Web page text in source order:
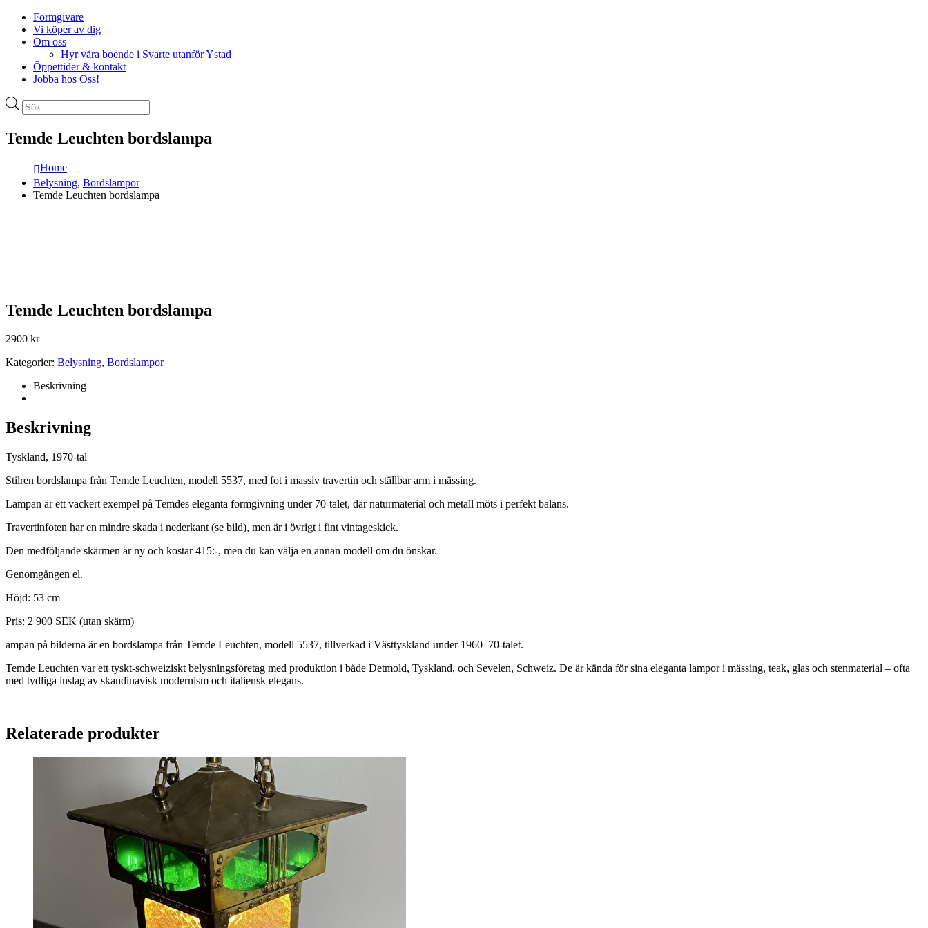
Formgivare
Vi köper av dig
Om oss
Hyr våra boende i Svarte utanför Ystad
Öppettider & kontakt
Jobba hos Oss!
Produktsökning
Temde Leuchten bordslampa
Home
Belysning, Bordslampor
Temde Leuchten bordslampa
Temde Leuchten bordslampa
2900 kr
Kategorier: Belysning, Bordslampor
Beskrivning
Beskrivning
Tyskland, 1970-tal
Stilren bordslampa från Temde Leuchten, modell 5537, med fot i massiv travertin och ställbar arm i mässing.
Lampan är ett vackert exempel på Temdes eleganta formgivning under 70-talet, där naturmaterial och metall möts i perfekt balans.
Travertinfoten har en mindre skada i nederkant (se bild), men är i övrigt i fint vintageskick.
Den medföljande skärmen är ny och kostar 415:-, men du kan välja en annan modell om du önskar.
Genomgången el.
Höjd: 53 cm
Pris: 2 900 SEK (utan skärm)
ampan på bilderna är en bordslampa från Temde Leuchten, modell 5537, tillverkad i Västtyskland under 1960–70-talet.
Temde Leuchten var ett tyskt-schweiziskt belysningsföretag med produktion i både Detmold, Tyskland, och Sevelen, Schweiz. De är kända för sina eleganta lampor i mässing, teak, glas och stenmaterial – ofta
med tydliga inslag av skandinavisk modernism och italiensk elegans.
Relaterade produkter